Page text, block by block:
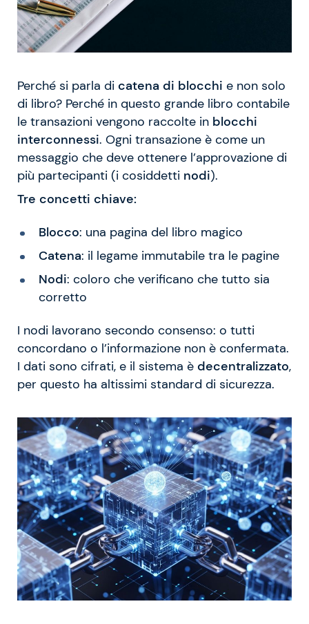
Perché si parla di catena di blocchi e non solo
di libro? Perché in questo grande libro contabile
le transazioni vengono raccolte in blocchi
interconnessi. Ogni transazione è come un
messaggio che deve ottenere l’approvazione di
più partecipanti (i cosiddetti nodi).
Tre concetti chiave:
Blocco: una pagina del libro magico
Catena: il legame immutabile tra le pagine
Nodi: coloro che verificano che tutto sia
corretto
I nodi lavorano secondo consenso: o tutti
concordano o l’informazione non è confermata.
I dati sono cifrati, e il sistema è decentralizzato,
per questo ha altissimi standard di sicurezza.